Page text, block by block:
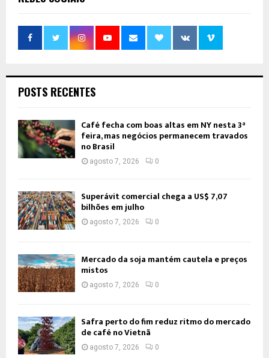
POSTS RECENTES
Café fecha com boas altas em NY nesta 3ª
feira, mas negócios permanecem travados
no Brasil
agosto 7, 2026 0
Superávit comercial chega a US$ 7,07
bilhões em julho
agosto 7, 2026 0
Mercado da soja mantém cautela e preços
mistos
agosto 7, 2026 0
Safra perto do fim reduz ritmo do mercado
de café no Vietnã
agosto 7, 2026 0